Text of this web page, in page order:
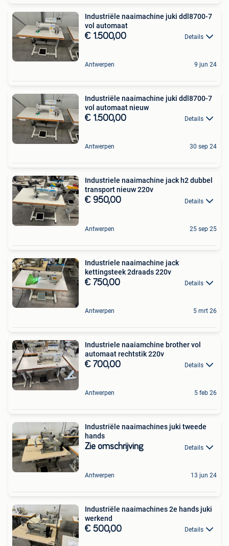
Industriële naaimachine juki ddl8700-7
vol automaat
€ 1.500,00 Details
Antwerpen 9 jun 24
Industriële naaimachine juki ddl8700-7
vol automaat nieuw
€ 1.500,00 Details
Antwerpen 30 sep 24
Industriele naaimachine jack h2 dubbel
transport nieuw 220v
€ 950,00 Details
Antwerpen 25 sep 25
Industriele naaimachine jack
kettingsteek 2draads 220v
€ 750,00 Details
Antwerpen 5 mrt 26
Industriele naaiamchine brother vol
automaat rechtstik 220v
€ 700,00 Details
Antwerpen 5 feb 26
Industriële naaimachines juki tweede
hands
Zie omschrijving Details
Antwerpen 13 jun 24
Industriële naaimachines 2e hands juki
werkend
€ 500,00 Details